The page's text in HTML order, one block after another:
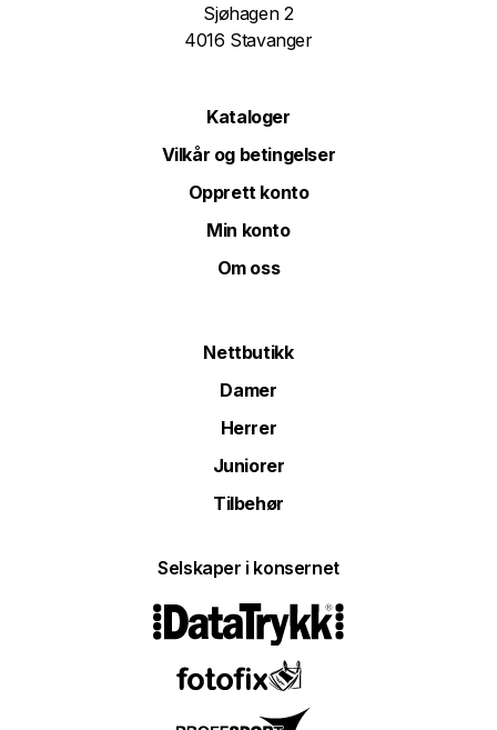
Sjøhagen 2
4016 Stavanger
Kataloger
Vilkår og betingelser
Opprett konto
Min konto
Om oss
Nettbutikk
Damer
Herrer
Juniorer
Tilbehør
Selskaper i konsernet